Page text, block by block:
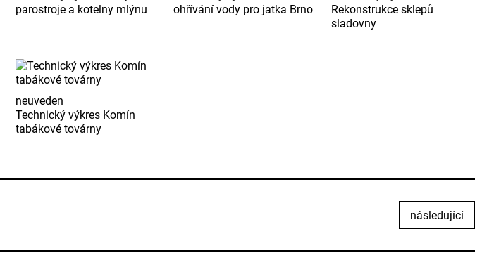
parostroje a kotelny mlýnu
ohřívání vody pro jatka Brno
Rekonstrukce sklepů
sladovny
neuveden
Technický výkres Komín
tabákové továrny
následující